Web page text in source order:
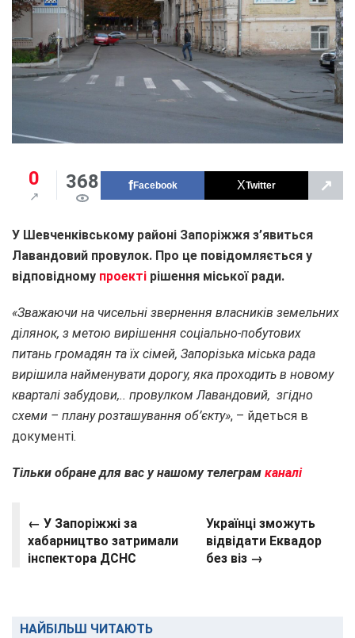
0 368 Facebook Twitter ↗
У Шевченківському районі Запоріжжя з’явиться
Лавандовий провулок. Про це повідомляється у
відповідному проекті рішення міської ради.
«Зважаючи на чисельні звернення власників земельних
ділянок, з метою вирішення соціально-побутових
питань громадян та їх сімей, Запорізька міська рада
вирішила найменувати дорогу, яка проходить в новому
кварталі забудови,.. провулком Лавандовий, згідно
схеми – плану розташування об’єкту», – йдеться в
документі.
Тільки обране для вас у нашому телеграм каналі
← У Запоріжжі за
хабарництво затримали
інспектора ДСНС
Українці зможуть
відвідати Еквадор
без віз →
НАЙБІЛЬШ ЧИТАЮТЬ